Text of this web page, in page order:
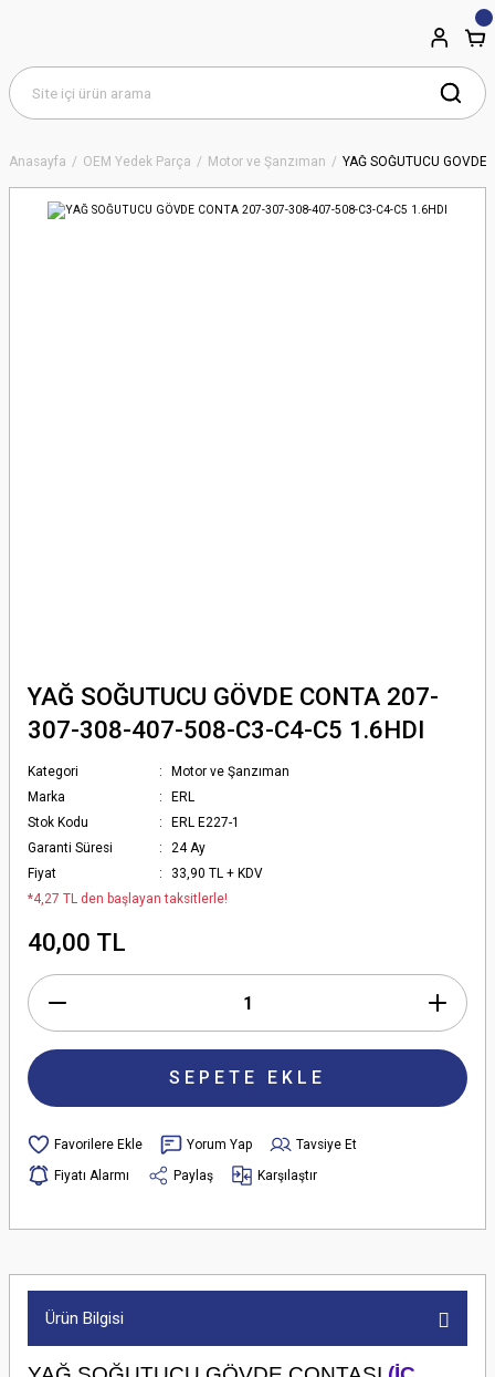
Anasayfa OEM Yedek Parça Motor ve Şanzıman YAĞ SOĞUTUCU
YAĞ SOĞUTUCU GÖVDE CONTA 207-
307-308-407-508-C3-C4-C5 1.6HDI
Kategori
Motor ve Şanzıman
Marka
ERL
Stok Kodu
ERL E227-1
Garanti Süresi
24 Ay
Fiyat
33,90 TL + KDV
*4,27 TL den başlayan taksitlerle!
40,00 TL
SEPETE EKLE
Yorum Yap
Tavsiye Et
Fiyatı Alarmı
Paylaş Karşılaştır
Ürün Bilgisi